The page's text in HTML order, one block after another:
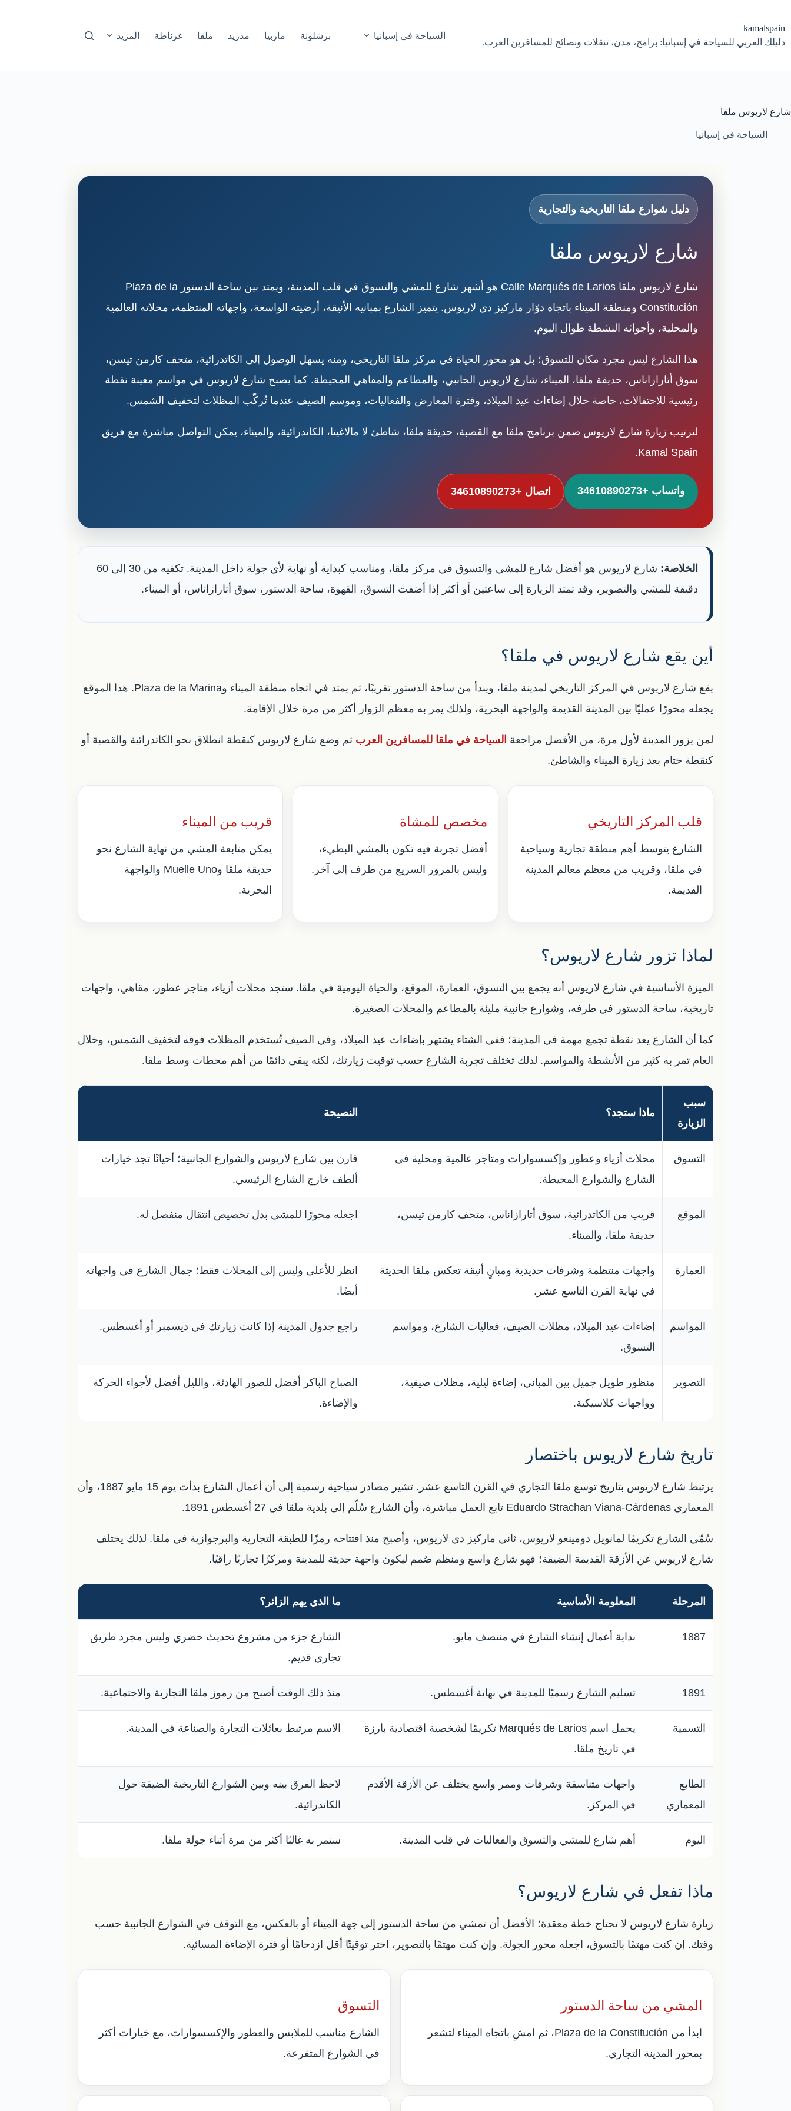
المحتوى
kamalspain
دليلك العربي للسياحة في إسبانيا: برامج، مدن، تنقلات ونصائح للمسافرين العرب.
السياحة في إسبانيا برشلونة ماربيا مدريد ملقا غرناطة المزيد
شارع لاريوس ملقا
السياحة في إسبانيا
دليل شوارع ملقا التاريخية والتجارية
شارع لاريوس ملقا
شارع لاريوس ملقا Calle Marqués de Larios هو أشهر شارع للمشي والتسوق في قلب المدينة، ويمتد بين ساحة الدستور Plaza de la
Constitución ومنطقة الميناء باتجاه دوّار ماركيز دي لاريوس. يتميز الشارع بمبانيه الأنيقة، أرضيته الواسعة، واجهاته المنتظمة، محلاته العالمية
والمحلية، وأجوائه النشطة طوال اليوم.
هذا الشارع ليس مجرد مكان للتسوق؛ بل هو محور الحياة في مركز ملقا التاريخي، ومنه يسهل الوصول إلى الكاتدرائية، متحف كارمن تيسن،
سوق أتارازاناس، حديقة ملقا، الميناء، شارع لاريوس الجانبي، والمطاعم والمقاهي المحيطة. كما يصبح شارع لاريوس في مواسم معينة نقطة
رئيسية للاحتفالات، خاصة خلال إضاءات عيد الميلاد، وفترة المعارض والفعاليات، وموسم الصيف عندما تُركّب المظلات لتخفيف الشمس.
لترتيب زيارة شارع لاريوس ضمن برنامج ملقا مع القصبة، حديقة ملقا، شاطئ لا مالاغيتا، الكاتدرائية، والميناء، يمكن التواصل مباشرة مع فريق
Kamal Spain.
واتساب +34610890273 اتصال +34610890273
الخلاصة:
شارع لاريوس هو أفضل شارع للمشي والتسوق في مركز ملقا، ومناسب كبداية أو نهاية لأي جولة داخل المدينة. تكفيه من 30 إلى 60
دقيقة للمشي والتصوير، وقد تمتد الزيارة إلى ساعتين أو أكثر إذا أضفت التسوق، القهوة، ساحة الدستور، سوق أتارازاناس، أو الميناء.
أين يقع شارع لاريوس في ملقا؟
يقع شارع لاريوس في المركز التاريخي لمدينة ملقا، ويبدأ من ساحة الدستور تقريبًا، ثم يمتد في اتجاه منطقة الميناء وPlaza de la Marina. هذا الموقع
يجعله محورًا عمليًا بين المدينة القديمة والواجهة البحرية، ولذلك يمر به معظم الزوار أكثر من مرة خلال الإقامة.
لمن يزور المدينة لأول مرة، من الأفضل مراجعة السياحة في ملقا للمسافرين العرب ثم وضع شارع لاريوس كنقطة انطلاق نحو الكاتدرائية والقصبة أو
كنقطة ختام بعد زيارة الميناء والشاطئ.
قلب المركز التاريخي
الشارع يتوسط أهم منطقة تجارية وسياحية
في ملقا، وقريب من معظم معالم المدينة
القديمة.
مخصص للمشاة
أفضل تجربة فيه تكون بالمشي البطيء،
وليس بالمرور السريع من طرف إلى آخر.
قريب من الميناء
يمكن متابعة المشي من نهاية الشارع نحو
حديقة ملقا وMuelle Uno والواجهة
البحرية.
لماذا تزور شارع لاريوس؟
الميزة الأساسية في شارع لاريوس أنه يجمع بين التسوق، العمارة، الموقع، والحياة اليومية في ملقا. ستجد محلات أزياء، متاجر عطور، مقاهي، واجهات
تاريخية، ساحة الدستور في طرفه، وشوارع جانبية مليئة بالمطاعم والمحلات الصغيرة.
كما أن الشارع يعد نقطة تجمع مهمة في المدينة؛ ففي الشتاء يشتهر بإضاءات عيد الميلاد، وفي الصيف تُستخدم المظلات فوقه لتخفيف الشمس، وخلال
العام تمر به كثير من الأنشطة والمواسم. لذلك تختلف تجربة الشارع حسب توقيت زيارتك، لكنه يبقى دائمًا من أهم محطات وسط ملقا.
سبب
الزيارة
ماذا ستجد؟ النصيحة
التسوق
محلات أزياء وعطور وإكسسوارات ومتاجر عالمية ومحلية في
الشارع والشوارع المحيطة.
قارن بين شارع لاريوس والشوارع الجانبية؛ أحيانًا تجد خيارات
ألطف خارج الشارع الرئيسي.
الموقع
قريب من الكاتدرائية، سوق أتارازاناس، متحف كارمن تيسن،
حديقة ملقا، والميناء.
اجعله محورًا للمشي بدل تخصيص انتقال منفصل له.
العمارة
واجهات منتظمة وشرفات حديدية ومبانٍ أنيقة تعكس ملقا الحديثة
في نهاية القرن التاسع عشر.
انظر للأعلى وليس إلى المحلات فقط؛ جمال الشارع في واجهاته
أيضًا.
المواسم
إضاءات عيد الميلاد، مظلات الصيف، فعاليات الشارع، ومواسم
التسوق.
راجع جدول المدينة إذا كانت زيارتك في ديسمبر أو أغسطس.
التصوير
منظور طويل جميل بين المباني، إضاءة ليلية، مظلات صيفية،
وواجهات كلاسيكية.
الصباح الباكر أفضل للصور الهادئة، والليل أفضل لأجواء الحركة
والإضاءة.
تاريخ شارع لاريوس باختصار
يرتبط شارع لاريوس بتاريخ توسع ملقا التجاري في القرن التاسع عشر. تشير مصادر سياحية رسمية إلى أن أعمال الشارع بدأت يوم 15 مايو 1887، وأن
المعماري Eduardo Strachan Viana-Cárdenas تابع العمل مباشرة، وأن الشارع سُلّم إلى بلدية ملقا في 27 أغسطس 1891.
سُمّي الشارع تكريمًا لمانويل دومينغو لاريوس، ثاني ماركيز دي لاريوس، وأصبح منذ افتتاحه رمزًا للطبقة التجارية والبرجوازية في ملقا. لذلك يختلف
شارع لاريوس عن الأزقة القديمة الضيقة؛ فهو شارع واسع ومنظم صُمم ليكون واجهة حديثة للمدينة ومركزًا تجاريًا راقيًا.
المرحلة المعلومة الأساسية ما الذي يهم الزائر؟
1887 بداية أعمال إنشاء الشارع في منتصف مايو.
الشارع جزء من مشروع تحديث حضري وليس مجرد طريق
تجاري قديم.
1891 تسليم الشارع رسميًا للمدينة في نهاية أغسطس. منذ ذلك الوقت أصبح من رموز ملقا التجارية والاجتماعية.
التسمية
يحمل اسم Marqués de Larios تكريمًا لشخصية اقتصادية بارزة
في تاريخ ملقا.
الاسم مرتبط بعائلات التجارة والصناعة في المدينة.
الطابع
المعماري
واجهات متناسقة وشرفات وممر واسع يختلف عن الأزقة الأقدم
في المركز.
لاحظ الفرق بينه وبين الشوارع التاريخية الضيقة حول
الكاتدرائية.
اليوم أهم شارع للمشي والتسوق والفعاليات في قلب المدينة. ستمر به غالبًا أكثر من مرة أثناء جولة ملقا.
ماذا تفعل في شارع لاريوس؟
زيارة شارع لاريوس لا تحتاج خطة معقدة؛ الأفضل أن تمشي من ساحة الدستور إلى جهة الميناء أو بالعكس، مع التوقف في الشوارع الجانبية حسب
وقتك. إن كنت مهتمًا بالتسوق، اجعله محور الجولة. وإن كنت مهتمًا بالتصوير، اختر توقيتًا أقل ازدحامًا أو فترة الإضاءة المسائية.
المشي من ساحة الدستور
ابدأ من Plaza de la Constitución، ثم امشِ باتجاه الميناء لتشعر
بمحور المدينة التجاري.
التسوق
الشارع مناسب للملابس والعطور والإكسسوارات، مع خيارات أكثر
في الشوارع المتفرعة.